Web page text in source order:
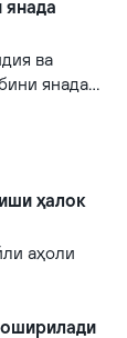
янада
ва
янада
ҳалок
аҳоли
оширилади